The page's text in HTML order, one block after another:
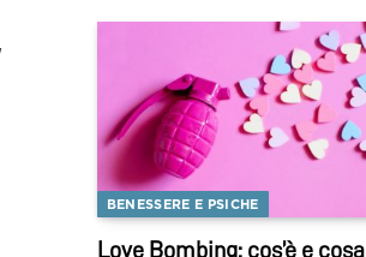
BENESSERE E PSICHE
Love Bombing: cos’è e cosa